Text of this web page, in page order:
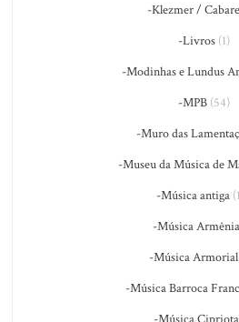
-Klezmer /
-Livros(1)
-Modinhas e Lundus
-MPB(54)
-Muro das
-Museu da Música de
-Música antiga
-Música Armênia
-Música Armorial
-Música Barroca